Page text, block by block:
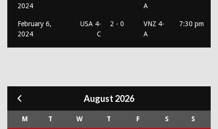
2024
A
February 6,
2024
USA 4-
C
2 - 0
VNZ 4-
A
7:30 pm
August 2026
M T W T F S S